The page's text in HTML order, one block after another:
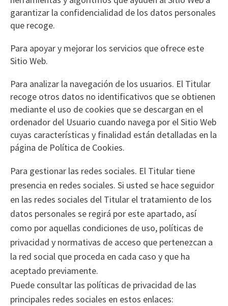
garantizar la confidencialidad de los datos personales
que recoge.
Para apoyar y mejorar los servicios que ofrece este
Sitio Web.
Para analizar la navegación de los usuarios. El Titular
recoge otros datos no identificativos que se obtienen
mediante el uso de cookies que se descargan en el
ordenador del Usuario cuando navega por el Sitio Web
cuyas características y finalidad están detalladas en la
página de Política de Cookies.
Para gestionar las redes sociales. El Titular tiene
presencia en redes sociales. Si usted se hace seguidor
en las redes sociales del Titular el tratamiento de los
datos personales se regirá por este apartado, así
como por aquellas condiciones de uso, políticas de
privacidad y normativas de acceso que pertenezcan a
la red social que proceda en cada caso y que ha
aceptado previamente.
Puede consultar las políticas de privacidad de las
principales redes sociales en estos enlaces: